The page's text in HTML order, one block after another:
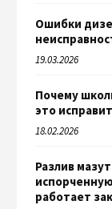
Ошибки
19.03.2026
Почему
это
18.02.2026
Разлив
работает